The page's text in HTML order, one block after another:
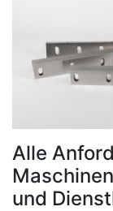
Alle
und